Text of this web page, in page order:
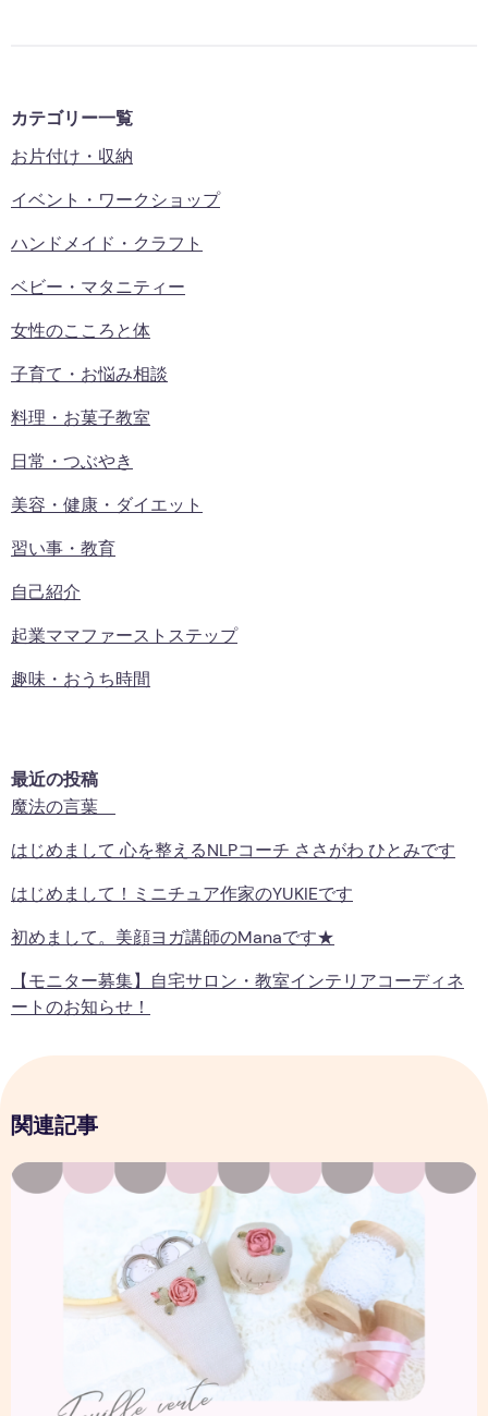
カテゴリー一覧
お片付け・収納
イベント・ワークショップ
ハンドメイド・クラフト
ベビー・マタニティー
女性のこころと体
子育て・お悩み相談
料理・お菓子教室
日常・つぶやき
美容・健康・ダイエット
習い事・教育
自己紹介
起業ママファーストステップ
趣味・おうち時間
最近の投稿
魔法の言葉
はじめまして 心を整えるNLPコーチ ささがわ ひとみです
はじめまして！ミニチュア作家のYUKIEです
初めまして。美顔ヨガ講師のmanaです★
【モニター募集】自宅サロン・教室インテリアコーディネ
ートのお知らせ！
関連記事
初心者でも安心｜リボン刺繍教室で感じる心の変化とは